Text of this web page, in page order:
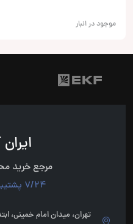
موجود در انبار
مرجع خرید
7/24 پشتیبان شما هستیم